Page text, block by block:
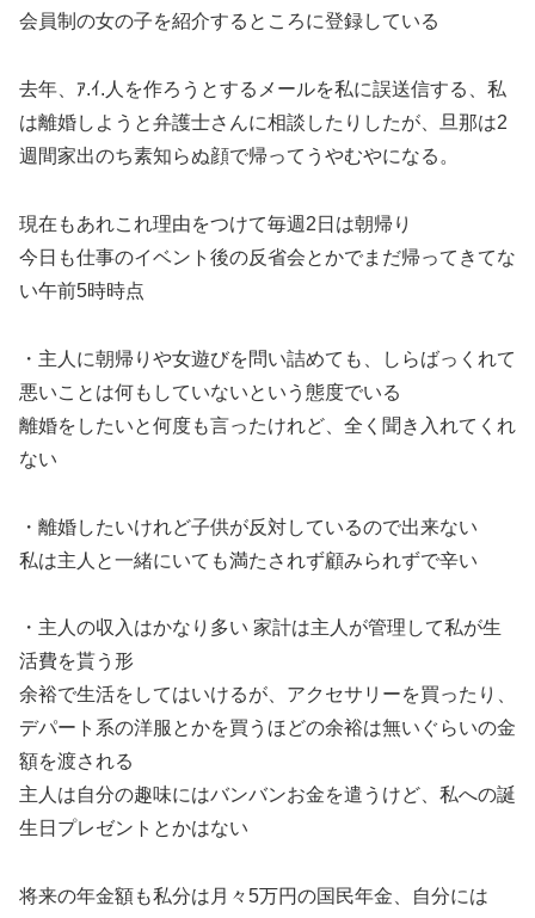
会員制の女の子を紹介するところに登録している
去年、ｱ.ｲ.人を作ろうとするメールを私に誤送信する、私
は離婚しようと弁護士さんに相談したりしたが、旦那は2
週間家出のち素知らぬ顔で帰ってうやむやになる。
現在もあれこれ理由をつけて毎週2日は朝帰り
今日も仕事のイベント後の反省会とかでまだ帰ってきてな
い午前5時時点
・主人に朝帰りや女遊びを問い詰めても、しらばっくれて
悪いことは何もしていないという態度でいる
離婚をしたいと何度も言ったけれど、全く聞き入れてくれ
ない
・離婚したいけれど子供が反対しているので出来ない
私は主人と一緒にいても満たされず顧みられずで辛い
・主人の収入はかなり多い 家計は主人が管理して私が生
活費を貰う形
余裕で生活をしてはいけるが、アクセサリーを買ったり、
デパート系の洋服とかを買うほどの余裕は無いぐらいの金
額を渡される
主人は自分の趣味にはバンバンお金を遣うけど、私への誕
生日プレゼントとかはない
将来の年金額も私分は月々5万円の国民年金、自分には